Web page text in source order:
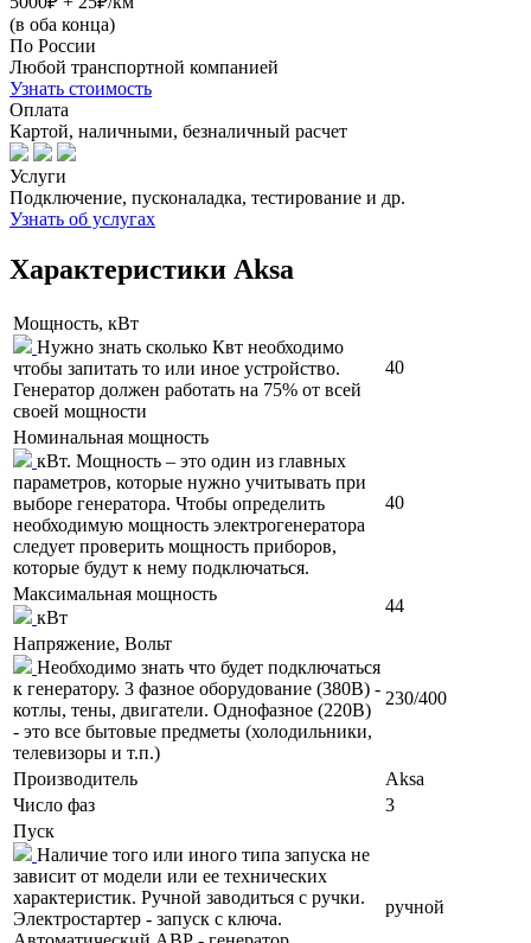
(в оба конца)
По России
Любой транспортной компанией
Узнать стоимость
Оплата
Картой, наличными, безналичный расчет
Услуги
Подключение, пусконаладка, тестирование и др.
Узнать об услугах
Характеристики Aksa
Мощность, кВт
Нужно знать сколько Квт необходимо
чтобы запитать то или иное устройство.
Генератор должен работать на 75% от всей
своей мощности
40
Номинальная мощность
кВт. Мощность – это один из главных
параметров, которые нужно учитывать при
выборе генератора. Чтобы определить
необходимую мощность электрогенератора
следует проверить мощность приборов,
которые будут к нему подключаться.
40
Максимальная мощность
кВт
44
Напряжение, Вольт
Необходимо знать что будет подключаться
к генератору. 3 фазное оборудование (380В) -
котлы, тены, двигатели. Однофазное (220В)
- это все бытовые предметы (холодильники,
телевизоры и т.п.)
230/400
Производитель
Aksa
Число фаз
3
Пуск
Наличие того или иного типа запуска не
зависит от модели или ее технических
характеристик. Ручной заводиться с ручки.
Электростартер - запуск с ключа.
ручной